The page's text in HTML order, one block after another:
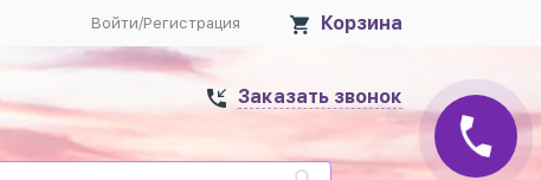
Войти/Регистрация Корзина
Заказать звонок